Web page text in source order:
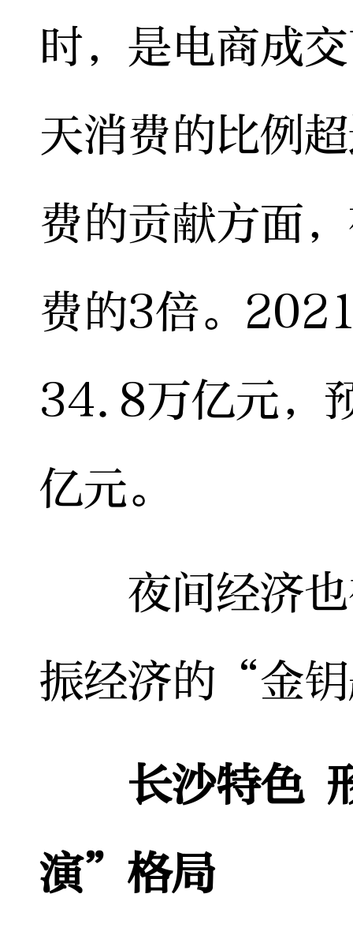
时，是电商成
天消费的比例
费的贡献方面
费的3倍。
34.8万亿元，
亿元。
夜间经济也
振经济的“金
长沙特色
演”格局